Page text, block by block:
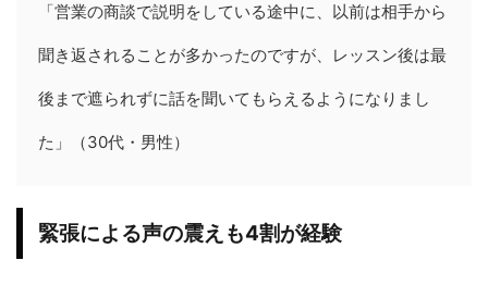
「営業の商談で説明をしている途中に、以前は相手から
聞き返されることが多かったのですが、レッスン後は最
後まで遮られずに話を聞いてもらえるようになりまし
た」（30代・男性）
緊張による声の震えも4割が経験